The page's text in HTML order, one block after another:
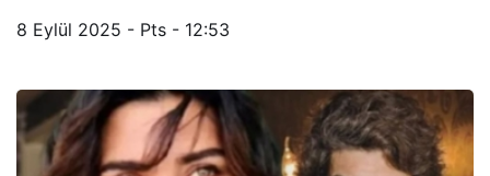
8 Eylül 2025 - Pts - 12:53